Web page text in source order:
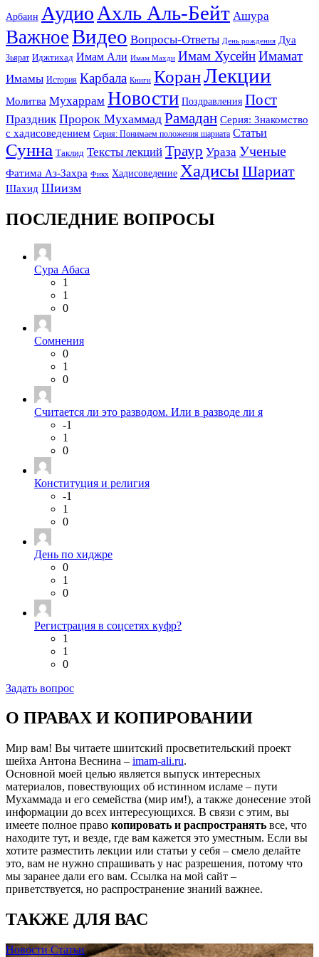
Арбаин Аудио Ахль Аль-Бейт Ашура
ВажноеВидео Вопросы-Ответы День рождения Дуа
Зьярат Иджтихад Имам Али Имам Махди Имам ХусейнИмамат
Имамы История Карбала Книги КоранЛекции
Молитва Мухаррам Новости Поздравления Пост
Праздник Пророк Мухаммад Рамадан Серия: Знакомство
с хадисоведением Серия: Понимаем положения шариата Статьи
Сунна Таклид Тексты лекций Траур Ураза Ученые
Фатима Аз-Захра Фикх Хадисоведение ХадисыШариат
Шахид Шиизм
ПОСЛЕДНИЕ ВОПРОСЫ
Сура Абаса
1
1
0
Сомнения
0
1
0
Считается ли это разводом. Или в разводе ли я
-1
1
0
Конституция и религия
-1
1
0
День по хиджре
0
1
0
Регистрация в соцсетях куфр?
1
1
0
Задать вопрос
О ПРАВАХ И КОПИРОВАНИИ
Мир вам! Вы читаете шиитский просветительский проект
шейха Антона Веснина – imam-ali.ru.
Основной моей целью является выпуск интересных
материалов, повествующих об истинном исламе – пути
Мухаммада и его семейства (мир им!), а также донесение этой
информации до всех интересующихся. В связи с этим, вы
имеете полное право копировать и распространять все, что
находите тут, и везде, где вам кажется это уместным. Если вы
хотите разместить лекции или статьи у себя – смело делайте
это, вам не нужно спрашивать у нас разрешения, потому что
мы заранее дали его вам. Ссылка на мой сайт –
приветствуется, но распространение знаний важнее.
ТАКЖЕ ДЛЯ ВАС
НовостиСтатьи